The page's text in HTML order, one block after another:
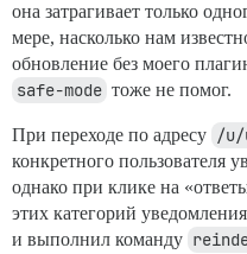
она затрагивает только
мере, насколько нам
обновление без моего
safe-mode тоже не помог.
При переходе по адресу /u/
конкретного пользователя
однако при клике на
этих категорий
и выполнил команду